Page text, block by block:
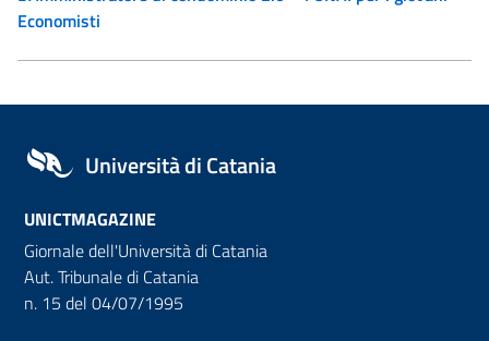
Economisti
Università di Catania
UNICTMAGAZINE
Giornale dell'Università di Catania
Aut. Tribunale di Catania
n. 15 del 04/07/1995